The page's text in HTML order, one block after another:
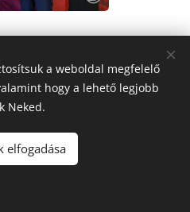
RÁDIÓ
a weboldal megfelelő
hogy a lehető legjobb
Neked.
elfogadása